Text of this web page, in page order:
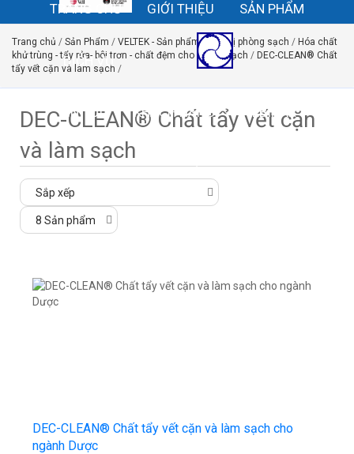
TRANG CHỦ GIỚI THIỆU SẢN PHẨM
DỊCH VỤ
TIN TỨC KHÁCH HÀNG WEBINAR
Trang chủ / Sản Phẩm / VELTEK - Sản phẩm, Thiết bị phòng sạch / Hóa chất
khử trùng - tẩy rửa- bôi trơn - chất đệm cho phòng sạch / DEC-CLEAN® Chất
tẩy vết cặn và làm sạch /
DEC-CLEAN® Chất tẩy vết cặn
và làm sạch
DEC-CLEAN® Chất tẩy vết cặn và làm sạch cho
ngành Dược